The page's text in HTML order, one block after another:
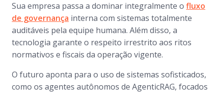
Sua empresa passa a dominar integralmente o fluxo
de governança interna com sistemas totalmente
auditáveis pela equipe humana. Além disso, a
tecnologia garante o respeito irrestrito aos ritos
normativos e fiscais da operação vigente.
O futuro aponta para o uso de sistemas sofisticados,
como os agentes autônomos de AgenticRAG, focados